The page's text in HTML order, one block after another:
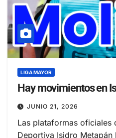
LIGA MAYOR
Hay movimientos en
JUNIO 21, 2026
Las plataformas oficiales
Deportiva Isidro Metapán